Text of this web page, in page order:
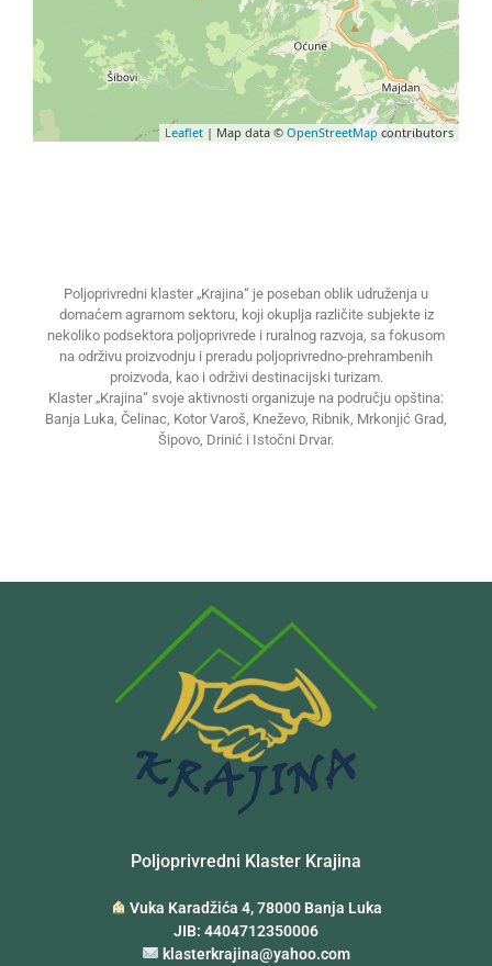
Leaflet | Map data © OpenStreetMap contributors
Poljoprivredni klaster „Krajina“ je poseban oblik udruženja u
domaćem agrarnom sektoru, koji okuplja različite subjekte iz
nekoliko podsektora poljoprivrede i ruralnog razvoja, sa fokusom
na održivu proizvodnju i preradu poljoprivredno-prehrambenih
proizvoda, kao i održivi destinacijski turizam.
Klaster „Krajina“ svoje aktivnosti organizuje na području opština:
Banja Luka, Čelinac, Kotor Varoš, Kneževo, Ribnik, Mrkonjić Grad,
Šipovo, Drinić i Istočni Drvar.
Poljoprivredni Klaster Krajina
Vuka Karadžića 4, 78000 Banja Luka
JIB: 4404712350006
klasterkrajina@yahoo.com